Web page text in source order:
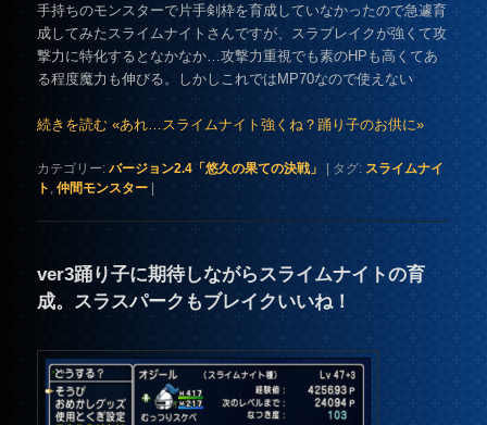
手持ちのモンスターで片手剣枠を育成していなかったので急遽育
成してみたスライムナイトさんですが、スラブレイクが強くて攻
撃力に特化するとなかなか…攻撃力重視でも素のHPも高くてあ
る程度魔力も伸びる。しかしこれではMP70なので使えない
続きを読む «あれ…スライムナイト強くね？踊り子のお供に»
カテゴリー: バージョン2.4「悠久の果ての決戦」 タグ: スライムナイ
ト ,仲間モンスター
ver3踊り子に期待しながらスライムナイトの育
成。スラスパークもブレイクいいね！